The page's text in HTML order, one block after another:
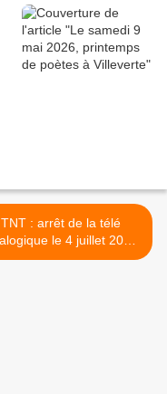
TNT : arrêt de la télé
le 4 juillet 2010
>